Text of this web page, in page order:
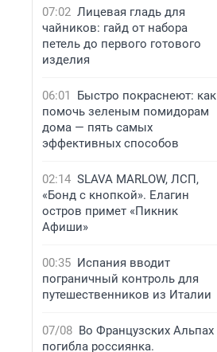
07:02 Лицевая гладь для
чайников: гайд от набора
петель до первого готового
изделия
06:01
Быстро покраснеют: как
помочь зеленым помидорам
дома — пять самых
эффективных способов
02:14 SLAVA MARLOW, ЛСП,
«Бонд с кнопкой». Елагин
остров примет «Пикник
Афиши»
00:35 Испания вводит
пограничный контроль для
путешественников из Италии
07/08 Во Французских Альпах
погибла россиянка.